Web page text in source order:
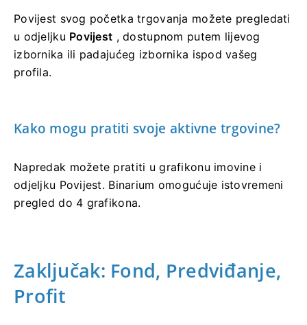
Povijest svog početka trgovanja možete pregledati
u odjeljku Povijest , dostupnom putem lijevog
izbornika ili padajućeg izbornika ispod vašeg
profila.
Kako mogu pratiti svoje aktivne trgovine?
Napredak možete pratiti u grafikonu imovine i
odjeljku Povijest. Binarium omogućuje istovremeni
pregled do 4 grafikona.
Zaključak: Fond, Predviđanje,
Profit